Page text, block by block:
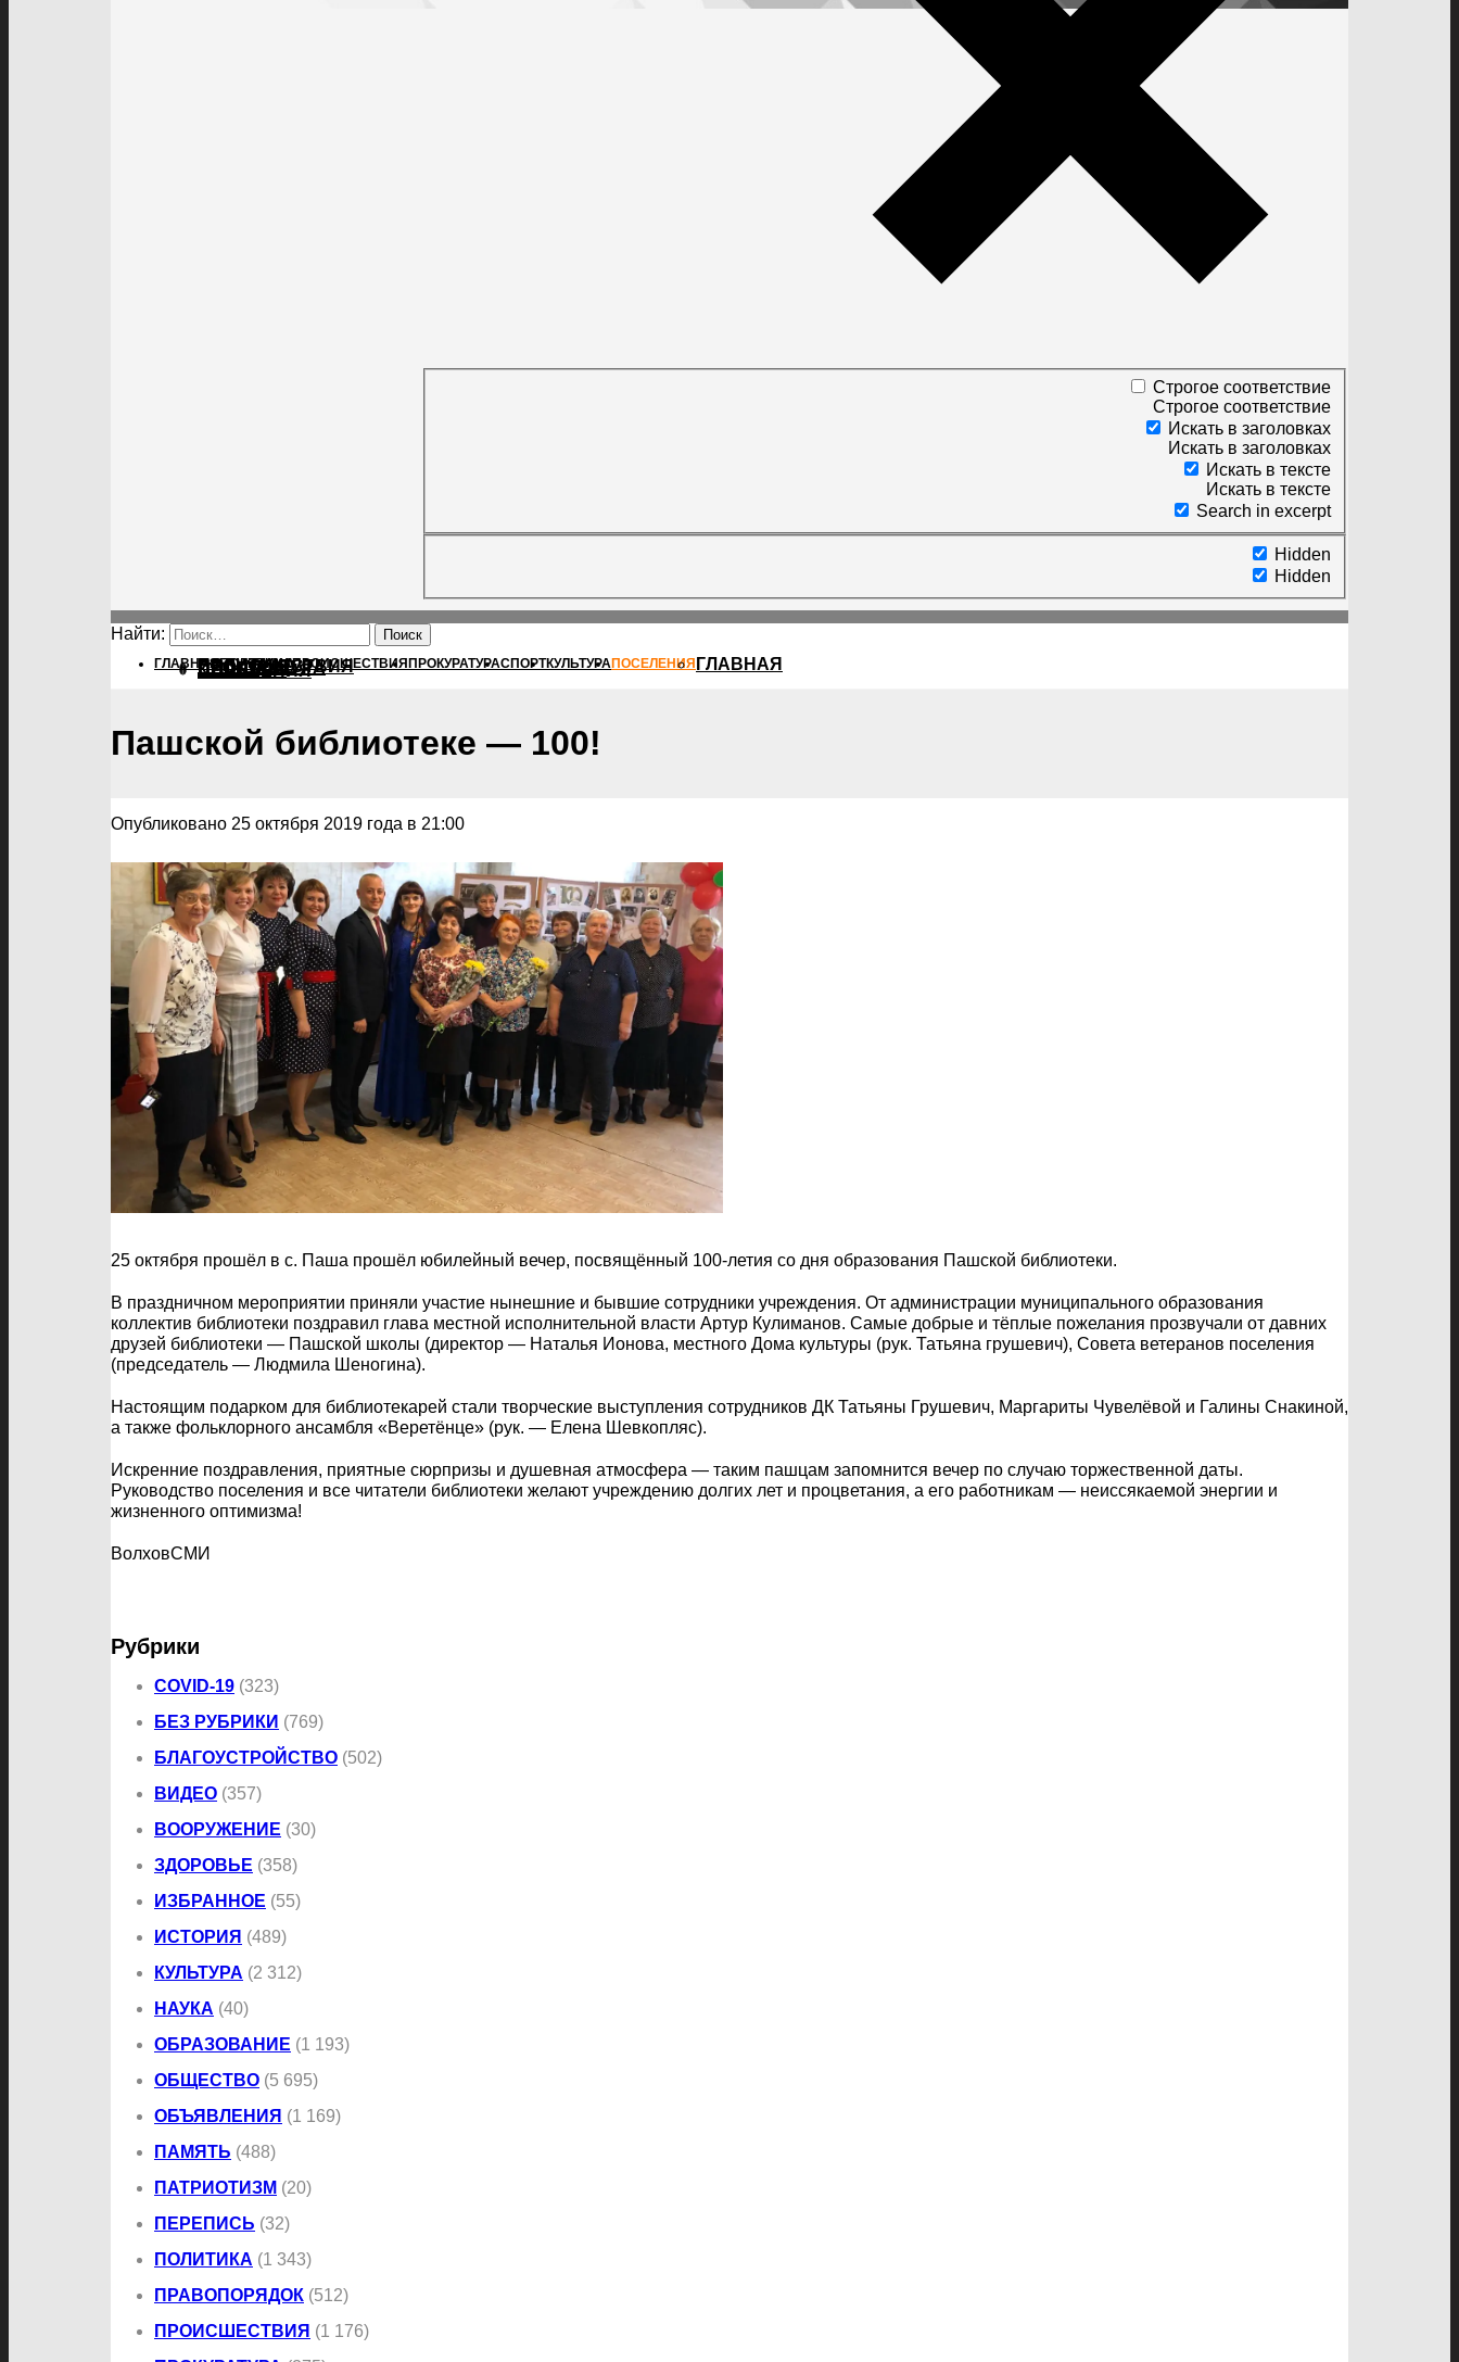
Строгое соответствие
Строгое соответствие
Искать в заголовках
Искать в заголовках
Искать в тексте
Искать в тексте
Search in excerpt
Hidden
Hidden
Найти:
ГЛАВНАЯПОЛИТИКАПРОИСШЕСТВИЯ ПРОКУРАТУРАСПОРТКУЛЬТУРАПОСЕЛЕНИЯ ГЛАВНАЯ
ПОЛИТИКА
ПРОИСШЕСТВИЯ
ПРОКУРАТУРА
СПОРТ
КУЛЬТУРА
ПОСЕЛЕНИЯ
Пашской библиотеке — 100!
Опубликовано 25 октября 2019 года в 21:00
25 октября прошёл в с. Паша прошёл юбилейный вечер, посвящённый 100-летия со дня образования Пашской библиотеки.
В праздничном мероприятии приняли участие нынешние и бывшие сотрудники учреждения. От администрации муниципального образования
коллектив библиотеки поздравил глава местной исполнительной власти Артур Кулиманов. Самые добрые и тёплые пожелания прозвучали от давних
друзей библиотеки — Пашской школы (директор — Наталья Ионова, местного Дома культуры (рук. Татьяна грушевич), Совета ветеранов поселения
(председатель — Людмила Шеногина).
Настоящим подарком для библиотекарей стали творческие выступления сотрудников ДК Татьяны Грушевич, Маргариты Чувелёвой и Галины Снакиной,
а также фольклорного ансамбля «Веретёнце» (рук. — Елена Шевкопляс).
Искренние поздравления, приятные сюрпризы и душевная атмосфера — таким пашцам запомнится вечер по случаю торжественной даты.
Руководство поселения и все читатели библиотеки желают учреждению долгих лет и процветания, а его работникам — неиссякаемой энергии и
жизненного оптимизма!
ВолховСМИ
Рубрики
COVID-19 (323)
БЕЗ РУБРИКИ (769)
БЛАГОУСТРОЙСТВО (502)
ВИДЕО (357)
ВООРУЖЕНИЕ (30)
ЗДОРОВЬЕ (358)
ИЗБРАННОЕ (55)
ИСТОРИЯ (489)
КУЛЬТУРА (2 312)
НАУКА (40)
ОБРАЗОВАНИЕ (1 193)
ОБЩЕСТВО (5 695)
ОБЪЯВЛЕНИЯ (1 169)
ПАМЯТЬ (488)
ПАТРИОТИЗМ (20)
ПЕРЕПИСЬ (32)
ПОЛИТИКА (1 343)
ПРАВОПОРЯДОК (512)
ПРОИСШЕСТВИЯ (1 176)